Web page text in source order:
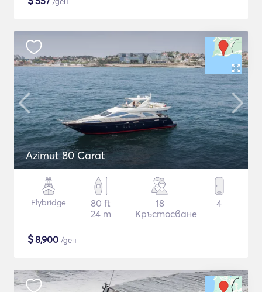
Azimut 80 Carat
Flybridge
80 ft
24 m
18
Кръстосване
4
$8,900 /ден